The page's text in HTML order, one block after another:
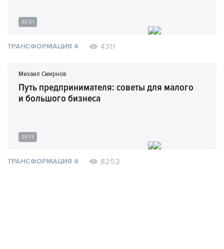
35:51
ТРАНСФОРМАЦИЯ 4 4311
Михаил Смирнов
Путь предпринимателя: советы для малого
и большого бизнеса
29:13
ТРАНСФОРМАЦИЯ 4 8252